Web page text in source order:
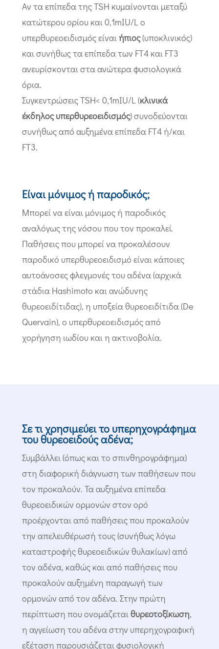
Αν τα επίπεδα της TSH κυμαίνονται μεταξύ
κατώτερου ορίου και 0,1mIU/L ο
υπερθυρεοειδισμός είναιήπιος(υποκλινικός)
και συνήθως τα επίπεδα των FT4 και FT3
ανευρίσκονται στα ανώτερα φυσιολογικά
όρια.
Συγκεντρώσεις TSH< 0,1mIU/L (κλινικά
έκδηλος υπερθυρεοειδισμός) συνοδεύονται
συνήθως από αυξημένα επίπεδα FT4 ή/και
FT3.
Είναι μόνιμος ή παροδικός;
Μπορεί να είναι μόνιμος ή παροδικός
αναλόγως της νόσου που τον προκαλεί.
Παθήσεις που μπορεί να προκαλέσουν
παροδικό υπερθυρεοειδισμό είναι κάποιες
αυτοάνοσες φλεγμονές του αδένα (αρχικά
στάδια Hashimoto και ανώδυνης
θυρεοειδίτιδας), η υποξεία θυρεοειδίτιδα (De
Quervain), ο υπερθυρεοειδισμός από
χορήγηση ιωδίου και η ακτινοβολία.
Σε τι χρησιμεύει το υπερηχογράφημα
του θυρεοειδούς αδένα;
Συμβάλλει (όπως και το σπινθηρογράφημα)
στη διαφορική διάγνωση των παθήσεων που
τον προκαλούν. Τα αυξημένα επίπεδα
θυρεοειδικών ορμονών στον ορό
προέρχονται από παθήσεις που προκαλούν
την απελευθέρωσή τους (συνήθως λόγω
καταστροφής θυρεοειδικών θυλακίων) από
τον αδένα, καθώς και από παθήσεις που
προκαλούν αυξημένη παραγωγή των
ορμονών από τον αδένα. Στην πρώτη
περίπτωση που ονομάζεταιθυρεοτοξίκωση,
η αγγείωση του αδένα στην υπερηχογραφική
εξέταση παρουσιάζεται φυσιολογική